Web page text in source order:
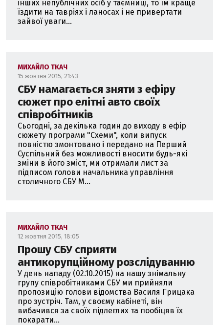
інших непублічних осіб у таємниці, то їм краще
їздити на тавріях і ланосах і не привертати
зайвої уваги...
МИХАЙЛО ТКАЧ
15 жовтня 2015, 21:43
СБУ намагається зняти з ефіру
сюжет про елітні авто своїх
співробітників
Сьогодні, за декілька годин до виходу в ефір
сюжету програми "Схеми", коли випуск
повністю змонтовано і передано на Перший
Суспільний без можливості вносити будь-які
зміни в його зміст, ми отримали лист за
підписом голови начальника управління
столичного СБУ М...
МИХАЙЛО ТКАЧ
12 жовтня 2015, 18:05
Прошу СБУ сприяти
антикорупційному розслідуванню
У день нападу (02.10.2015) на нашу знімальну
групу співробітниками СБУ ми прийняли
пропозицію голови відомства Василя Грицака
про зустріч. Там, у своєму кабінеті, він
вибачився за своїх підлеглих та пообіцяв їх
покарати...